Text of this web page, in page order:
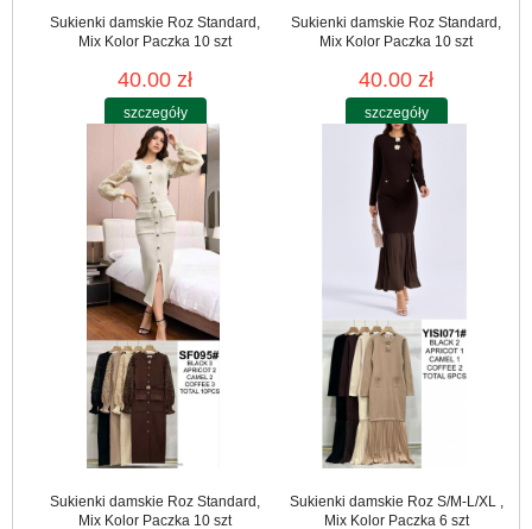
Sukienki damskie Roz Standard,
Mix Kolor Paczka 10 szt
40.00 zł
szczegóły
Sukienki damskie Roz Standard,
Mix Kolor Paczka 10 szt
40.00 zł
szczegóły
Sukienki damskie Roz Standard,
Mix Kolor Paczka 10 szt
Sukienki damskie Roz S/M-L/XL ,
Mix Kolor Paczka 6 szt